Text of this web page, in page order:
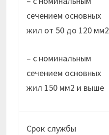
сечением основных
жил от 50 до 120
– с номинальным
сечением основных
жил 150 мм2 и выше
Срок службы